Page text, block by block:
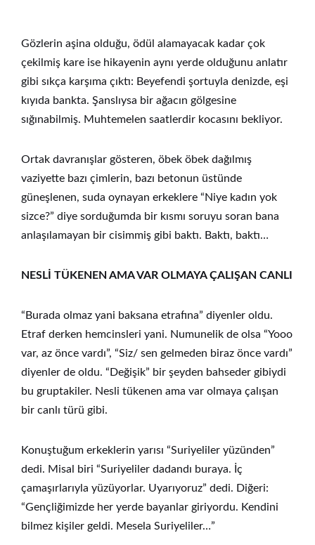
Gözlerin aşina olduğu, ödül alamayacak kadar çok
çekilmiş kare ise hikayenin aynı yerde olduğunu anlatır
gibi sıkça karşıma çıktı: Beyefendi şortuyla denizde, eşi
kıyıda bankta. Şanslıysa bir ağacın gölgesine
sığınabilmiş. Muhtemelen saatlerdir kocasını bekliyor.
Ortak davranışlar gösteren, öbek öbek dağılmış
vaziyette bazı çimlerin, bazı betonun üstünde
güneşlenen, suda oynayan erkeklere “Niye kadın yok
sizce?” diye sorduğumda bir kısmı soruyu soran bana
anlaşılamayan bir cisimmiş gibi baktı. Baktı, baktı…
NESLİ TÜKENEN AMA VAR OLMAYA ÇALIŞAN CANLI
“Burada olmaz yani baksana etrafına” diyenler oldu.
Etraf derken hemcinsleri yani. Numunelik de olsa “Yooo
var, az önce vardı”, “Siz/ sen gelmeden biraz önce vardı”
diyenler de oldu. “Değişik” bir şeyden bahseder gibiydi
bu gruptakiler. Nesli tükenen ama var olmaya çalışan
bir canlı türü gibi.
Konuştuğum erkeklerin yarısı “Suriyeliler yüzünden”
dedi. Misal biri “Suriyeliler dadandı buraya. İç
çamaşırlarıyla yüzüyorlar. Uyarıyoruz” dedi. Diğeri:
“Gençliğimizde her yerde bayanlar giriyordu. Kendini
bilmez kişiler geldi. Mesela Suriyeliler…”